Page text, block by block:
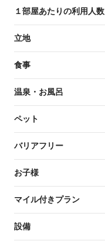
１部屋あたりの利用人数
立地
食事
温泉・お風呂
ペット
バリアフリー
お子様
マイル付きプラン
設備